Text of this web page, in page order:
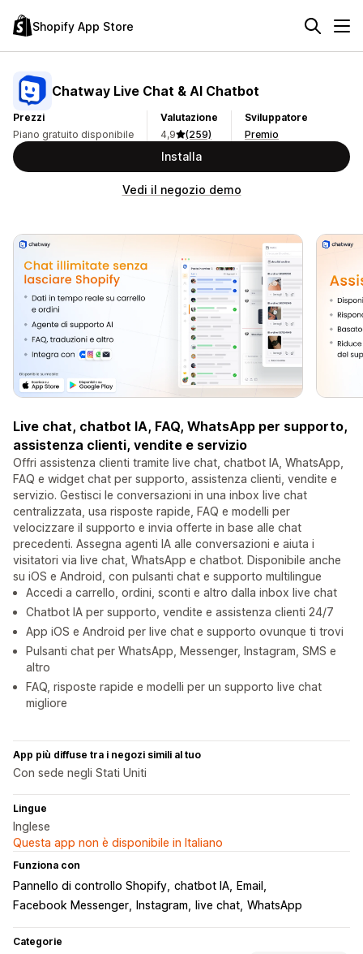
Shopify App Store
Chatway Live Chat & AI Chatbot
Prezzi
Piano gratuito disponibile
Valutazione
4,9
(259)
Sviluppatore
Premio
Installa
Vedi il negozio demo
Live chat, chatbot IA, FAQ, WhatsApp per supporto,
assistenza clienti, vendite e servizio
Offri assistenza clienti tramite live chat, chatbot IA, WhatsApp,
FAQ e widget chat per supporto, assistenza clienti, vendite e
servizio. Gestisci le conversazioni in una inbox live chat
centralizzata, usa risposte rapide, FAQ e modelli per
velocizzare il supporto e invia offerte in base alle chat
precedenti. Assegna agenti IA alle conversazioni e aiuta i
visitatori via live chat, WhatsApp e chatbot. Disponibile anche
su iOS e Android, con pulsanti chat e supporto multilingue
Accedi a carrello, ordini, sconti e altro dalla inbox live chat
Chatbot IA per supporto, vendite e assistenza clienti 24/7
App iOS e Android per live chat e supporto ovunque ti trovi
Pulsanti chat per WhatsApp, Messenger, Instagram, SMS e
altro
FAQ, risposte rapide e modelli per un supporto live chat
migliore
App più diffuse tra i negozi simili al tuo
Con sede negli Stati Uniti
Lingue
Inglese
Questa app non è disponibile in Italiano
Funziona con
Pannello di controllo Shopify chatbot IA
Email
Facebook Messenger
Instagram live chat WhatsApp
Categorie